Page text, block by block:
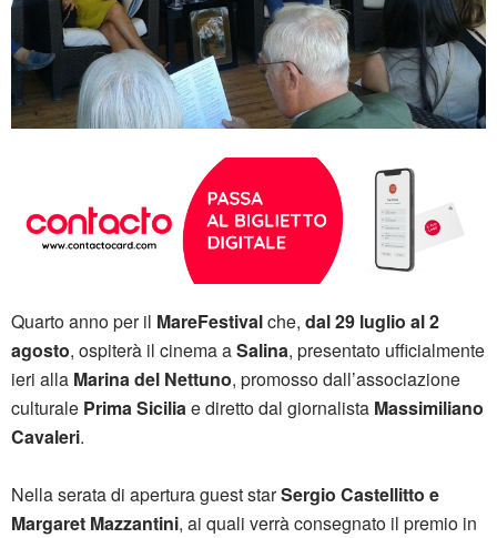
Quarto anno per il MareFestivalche, dal 29 luglio al 2
agosto, ospiterà il cinema aSalina, presentato ufficialmente
ieri alla Marina del Nettuno, promosso dall’associazione
culturale Prima Siciliae diretto dal giornalista Massimiliano
Cavaleri.
Nella serata di apertura guest starSergio Castellitto e
Margaret Mazzantini, ai quali verrà consegnato il premio in